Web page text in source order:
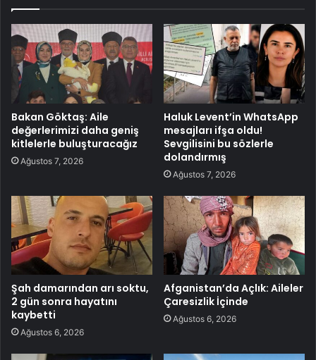
Bakan Göktaş: Aile
değerlerimizi daha geniş
kitlelerle buluşturacağız
Ağustos 7, 2026
Haluk Levent’in WhatsApp
mesajları ifşa oldu!
Sevgilisini bu sözlerle
dolandırmış
Ağustos 7, 2026
Şah damarından arı soktu,
2 gün sonra hayatını
kaybetti
Ağustos 6, 2026
Afganistan’da Açlık: Aileler
Çaresizlik İçinde
Ağustos 6, 2026